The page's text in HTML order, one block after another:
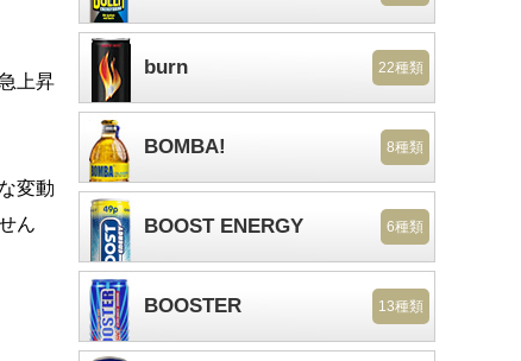
上昇
変動
ん
burn 22種類
BOMBA! 8種類
BOOST ENERGY 6種類
BOOSTER 13種類